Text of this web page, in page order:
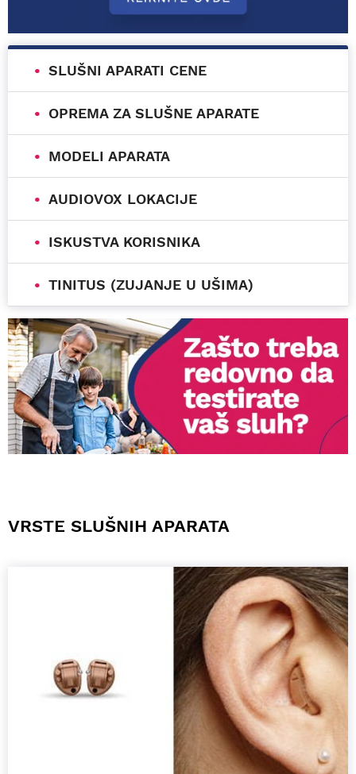
SLUŠNI APARATI CENE
OPREMA ZA SLUŠNE APARATE
MODELI APARATA
AUDIOVOX LOKACIJE
ISKUSTVA KORISNIKA
TINITUS (ZUJANJE U UŠIMA)
VRSTE SLUŠNIH APARATA